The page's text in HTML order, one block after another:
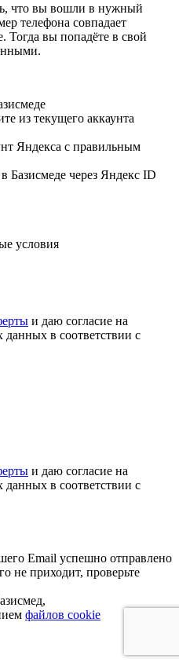
что вы вошли в нужный
телефона совпадает
Тогда вы попадёте в свой
из текущего аккаунта
Яндекса с правильным
Базисмеде через Яндекс ID
условия
и даю согласие на
данных в соответствии с
и даю согласие на
данных в соответствии с
Email успешно отправлено
не приходит, проверьте
файлов cookie